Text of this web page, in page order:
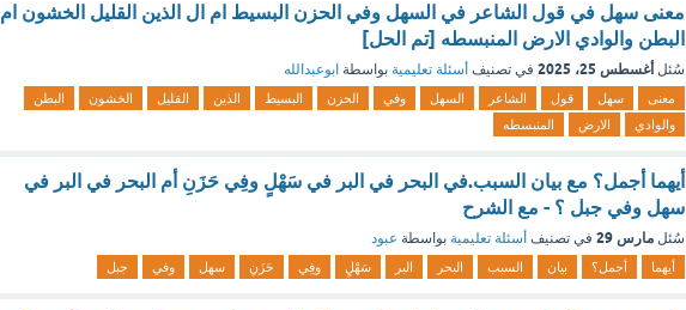
معنى سهل في قول الشاعر في السهل وفي الحزن البسيط ام ال الذين القليل الخشون ام
البطن والوادي الارض المنبسطه [تم الحل]
سُئل أغسطس 25، 2025 في تصنيف أسئلة تعليمية بواسطة ابوعبدالله
معنى سهل قول الشاعر السهل وفي الحزن البسيط الذين القليل الخشون
البطن
والوادي
الارض المنبسطه
أيهما أجمل؟ مع بيان السبب.في البحر في البر في سَهْلٍ وفِي حَزَنِ أم البحر في البر في
سهل وفي جبل ؟ - مع الشرح
سُئل مارس 29 في تصنيف أسئلة تعليمية بواسطة عبود
أيهما أجمل؟ بيان السبب البحر البر سَهْلٍ وفِي حَزَنِ سهل وفي جبل